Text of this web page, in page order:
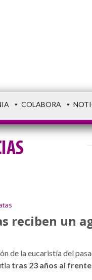
COLABORA
reciben un
de la eucaristía del
tras 23 años al